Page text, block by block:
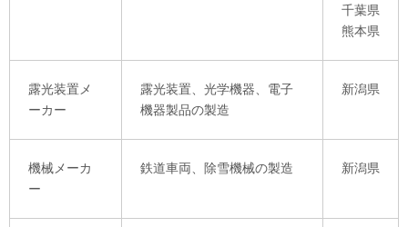
千葉県
熊本県
露光装置メ
ーカー
露光装置、光学機器、電子
機器製品の製造
新潟県
機械メーカ
ー
鉄道車両、除雪機械の製造 新潟県